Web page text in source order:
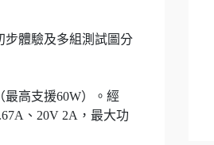
步體驗及多組測試圖分
高支援60W）。經
、20V 2A，最大功